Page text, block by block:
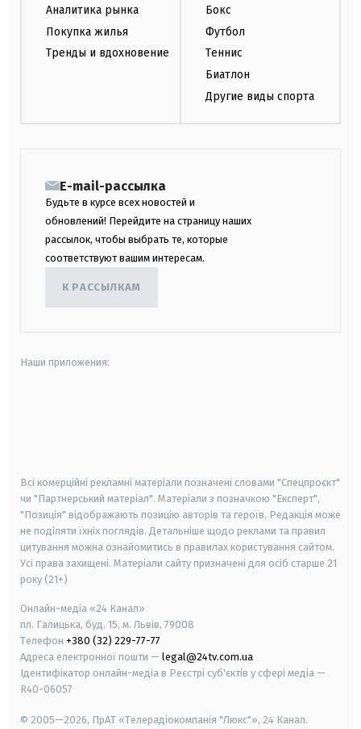
Аналитика рынка
Покупка жилья
Тренды и вдохновение
Бокс
Футбол
Теннис
Биатлон
Другие виды спорта
E-mail-рассылка
Будьте в курсе всех новостей и
обновлений! Перейдите на страницу наших
рассылок, чтобы выбрать те, которые
соответствуют вашим интересам.
К РАССЫЛКАМ
Наши приложения:
Всі комерційні рекламні матеріали позначені словами "Спецпроєкт"
чи "Партнерський матеріал". Матеріали з позначкою "Експерт",
"Позиція" відображають позицію авторів та героїв. Редакція може
не поділяти їхніх поглядів. Детальніше щодо реклами та правил
цитування можна ознайомитись в правилах користування сайтом.
Усі права захищені. Матеріали сайту призначені для осіб старше 21
року (21+)
Онлайн-медіа «24 Канал»
пл. Галицька, буд. 15, м. Львів, 79008
Телефон +380 (32) 229-77-77
Адреса електронної пошти — legal@24tv.com.ua
Ідентифікатор онлайн-медіа в Реєстрі суб'єктів у сфері медіа —
R40-06057
© 2005—2026, ПрАТ «Телерадіокомпанія "Люкс"», 24 Канал.